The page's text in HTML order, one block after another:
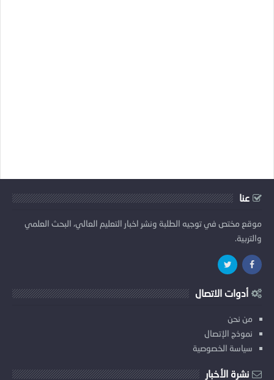
عنا
موقع مختص في توجيه الطلبة ونشر اخبار التعليم العالي، البحث العلمي
والتربية.
أدوات الاتصال
من نحن
نموذج الإتصال
سياسة الخصوصية
نشرة الأخبار